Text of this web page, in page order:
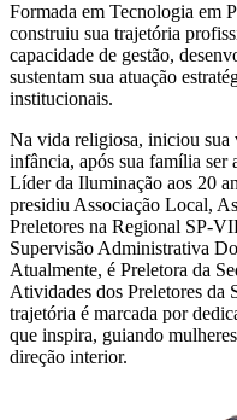
Formada em Tecnologia em
construiu sua trajetória
capacidade de gestão,
sustentam sua atuação
institucionais.
Na vida religiosa, iniciou sua
infância, após sua família ser
Líder da Iluminação aos 20
presidiu Associação Local,
Preletores na Regional SP-
Supervisão Administrativa
Atualmente, é Preletora da
Atividades dos Preletores
trajetória é marcada por
que inspira, guiando
direção interior.